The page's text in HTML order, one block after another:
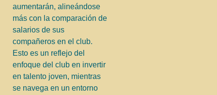
aumentarán, alineándose
más con la comparación de
salarios de sus
compañeros en el club.
Esto es un reflejo del
enfoque del club en invertir
en talento joven, mientras
se navega en un entorno